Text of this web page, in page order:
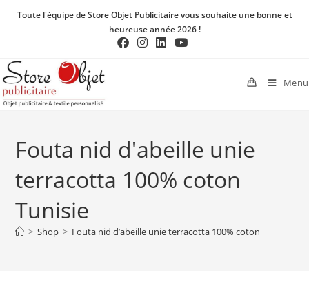
Toute l'équipe de Store Objet Publicitaire vous souhaite une bonne et
heureuse année 2026 !
Menu
Fouta nid d'abeille unie
terracotta 100% coton
Tunisie
> Shop > Fouta nid d’abeille unie terracotta 100% coton